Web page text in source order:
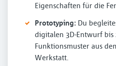
Eigenschaften für die
Prototyping: Du
digitalen 3D-Entwurf bis
Funktionsmuster aus
Werkstatt.